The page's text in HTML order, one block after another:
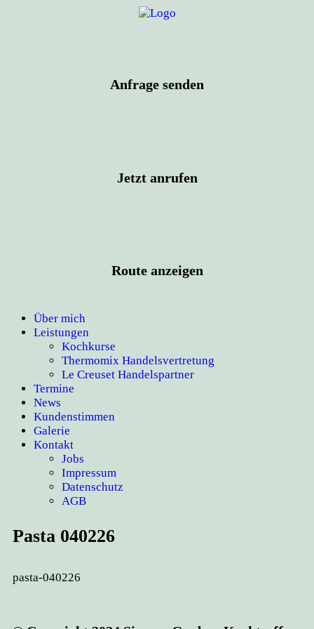
Anfrage senden
Jetzt anrufen
Route anzeigen
Über mich
Leistungen
Kochkurse
Thermomix Handelsvertretung
Le Creuset Handelspartner
Termine
News
Kundenstimmen
Galerie
Kontakt
Jobs
Impressum
Datenschutz
AGB
Pasta 040226
pasta-040226